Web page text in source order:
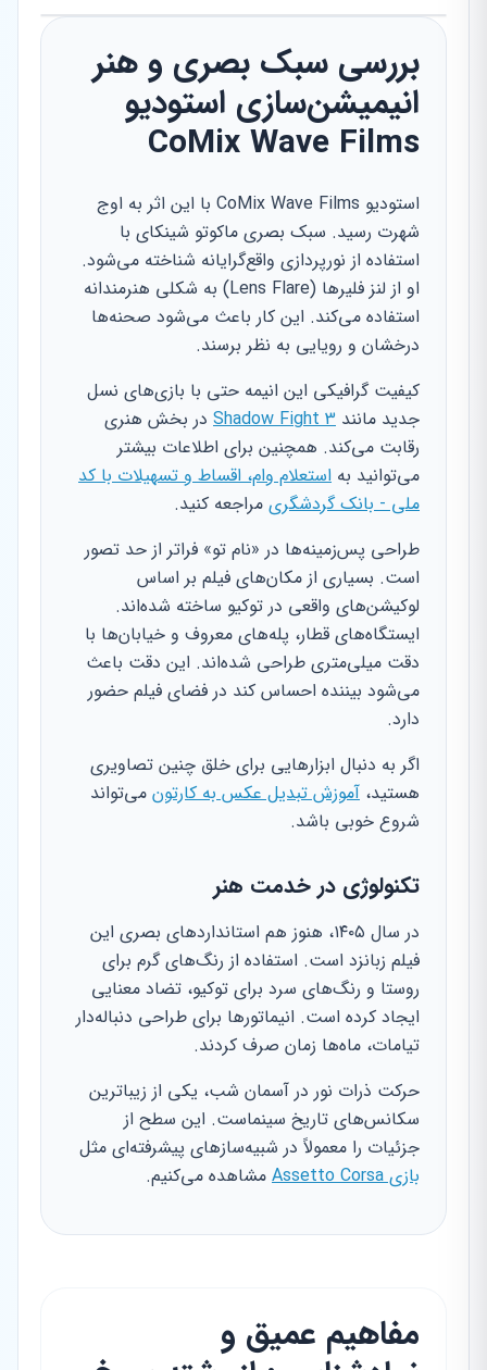
بررسی سبک بصری و هنر
انیمیشن‌سازی استودیو
CoMix Wave Films
استودیو CoMix Wave Films با این اثر به اوج
شهرت رسید. سبک بصری ماکوتو شینکای با
استفاده از نورپردازی واقع‌گرایانه شناخته می‌شود.
او از لنز فلیرها (Lens Flare) به شکلی هنرمندانه
استفاده می‌کند. این کار باعث می‌شود صحنه‌ها
درخشان و رویایی به نظر برسند.
کیفیت گرافیکی این انیمه حتی با بازی‌های نسل
جدید مانند Shadow Fight 3 در بخش هنری
رقابت می‌کند. همچنین برای اطلاعات بیشتر
می‌توانید به استعلام وام، اقساط و تسهیلات با کد
ملی - بانک گردشگری مراجعه کنید.
طراحی پس‌زمینه‌ها در «نام تو» فراتر از حد تصور
است. بسیاری از مکان‌های فیلم بر اساس
لوکیشن‌های واقعی در توکیو ساخته شده‌اند.
ایستگاه‌های قطار، پله‌های معروف و خیابان‌ها با
دقت میلی‌متری طراحی شده‌اند. این دقت باعث
می‌شود بیننده احساس کند در فضای فیلم حضور
دارد.
اگر به دنبال ابزارهایی برای خلق چنین تصاویری
هستید، آموزش تبدیل عکس به کارتون می‌تواند
شروع خوبی باشد.
تکنولوژی در خدمت هنر
در سال ۱۴۰۵، هنوز هم استانداردهای بصری این
فیلم زبانزد است. استفاده از رنگ‌های گرم برای
روستا و رنگ‌های سرد برای توکیو، تضاد معنایی
ایجاد کرده است. انیماتورها برای طراحی دنباله‌دار
تیامات، ماه‌ها زمان صرف کردند.
حرکت ذرات نور در آسمان شب، یکی از زیباترین
سکانس‌های تاریخ سینماست. این سطح از
جزئیات را معمولاً در شبیه‌سازهای پیشرفته‌ای مثل
بازی Assetto Corsa
مشاهده می‌کنیم.
مفاهیم عمیق و